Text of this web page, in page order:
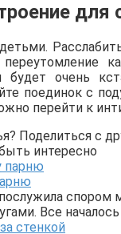
для
очень
поединок с
перейти к
Поделиться с
интересно
спором
Все началось